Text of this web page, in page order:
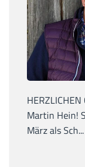
HERZLICHEN
Martin Hein!
März als Sch...